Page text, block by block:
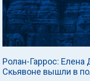
Ролан-Гаррос:
Скьявоне вышли в